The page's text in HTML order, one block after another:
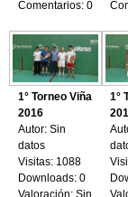
Comentarios: 0
1° Torneo Viña
2016
Autor: Sin
datos
Visitas: 1088
Downloads: 0
1°